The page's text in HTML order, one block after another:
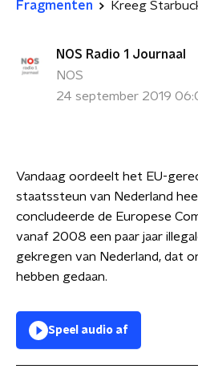
Fragmenten
NOS Radio 1 Journaal
NOS
24 september 2019
Vandaag oordeelt het EU-
staatssteun van Nederland
concludeerde de Europese
vanaf 2008 een paar jaar
gekregen van Nederland, dat
hebben gedaan.
Speel audio af